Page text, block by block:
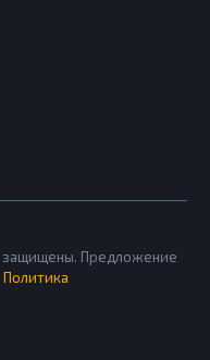
защищены. Предложение
Политика